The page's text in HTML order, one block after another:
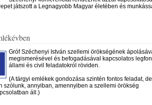
játszott a Legnagyobb Magyar életében és
Gróf Széchenyi István szellemi örökségének
megismerésével és befogadásával kapcsolatos
állami és civil feladatokról röviden.
(A tárgyi emlékek gondozása szintén fontos feladat,
szólunk, annyiban, amennyiben a szellemi örökség
áll.)